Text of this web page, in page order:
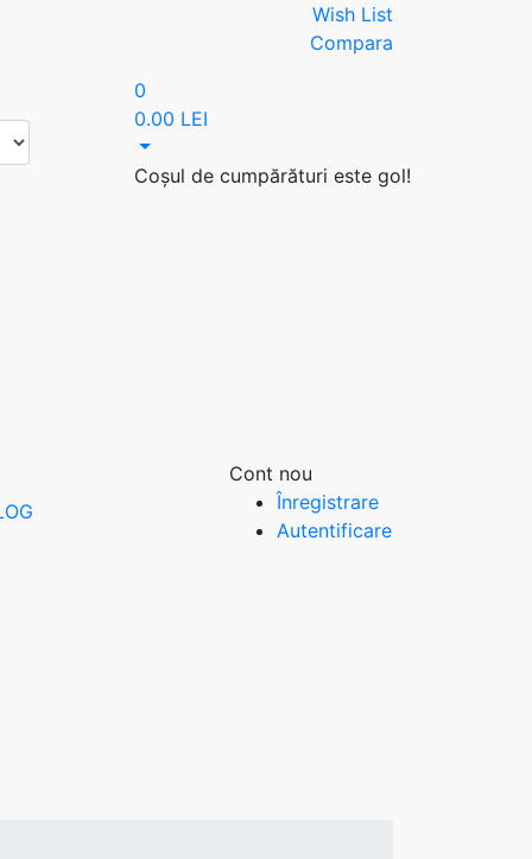
Wish List
Compara
0
0.00 LEI
Coșul de cumpărături este gol!
Cont nou
Înregistrare
Autentificare